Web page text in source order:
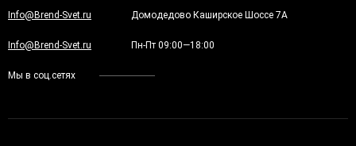
Info@Brend-Svet.ru Домодедово Каширское Шоссе 7А
Info@Brend-Svet.ru Пн-Пт 09:00—18:00
Мы в соц.сетях